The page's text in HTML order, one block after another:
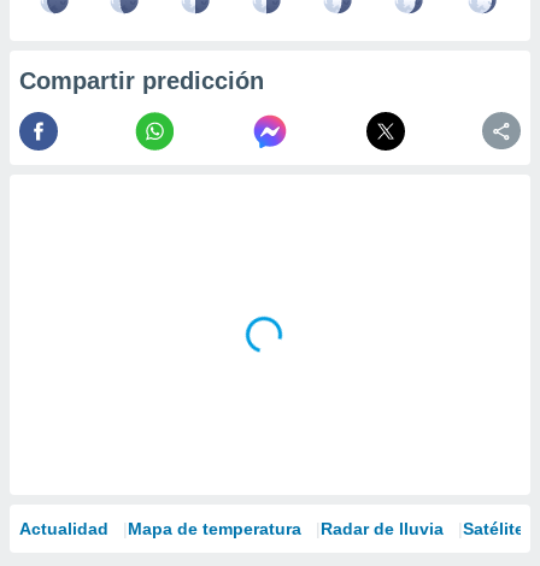
Compartir predicción
Actualidad Mapa de temperatura Radar de lluvia Satélites